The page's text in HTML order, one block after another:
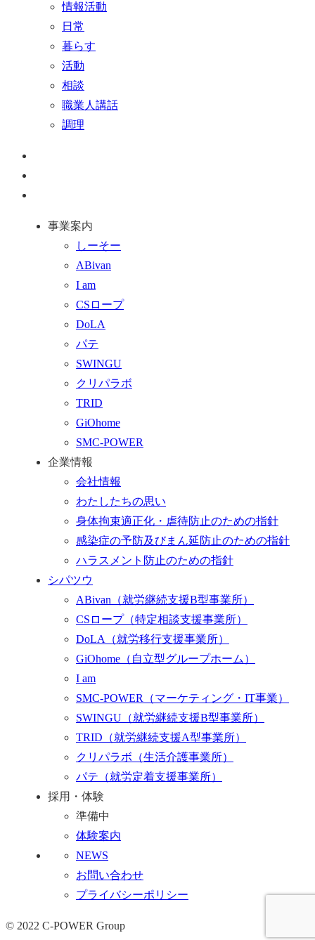
情報活動
日常
暮らす
活動
相談
職業人講話
調理
事業案内
しーそー
ABivan
I am
CSロープ
DoLA
パテ
SWINGU
クリパラボ
TRID
GiOhome
SMC-POWER
企業情報
会社情報
わたしたちの思い
身体拘束適正化・虐待防止のための指針
感染症の予防及びまん延防止のための指針
ハラスメント防止のための指針
シパツウ
ABivan （就労継続支援B型事業所）
CSロープ （特定相談支援事業所）
DoLA （就労移行支援事業所）
GiOhome （自立型グループホーム）
I am
SMC-POWER （マーケティング・IT事業）
SWINGU （就労継続支援B型事業所）
TRID （就労継続支援A型事業所）
クリパラボ （生活介護事業所）
パテ （就労定着支援事業所）
採用・体験
準備中
体験案内
NEWS
お問い合わせ
プライバシーポリシー
© 2022 C-POWER Group